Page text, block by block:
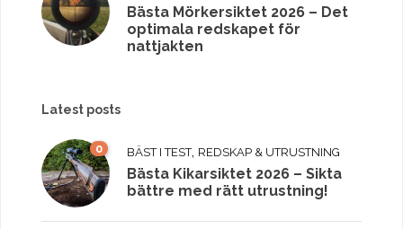
Bästa Mörkersiktet 2026 – Det
optimala redskapet för
nattjakten
Latest posts
0 BÄST I TEST, REDSKAP & UTRUSTNING
Bästa Kikarsiktet 2026 – Sikta
bättre med rätt utrustning!